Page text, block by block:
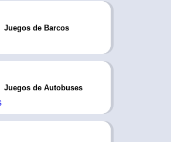
Juegos de Barcos
Juegos de Autobuses